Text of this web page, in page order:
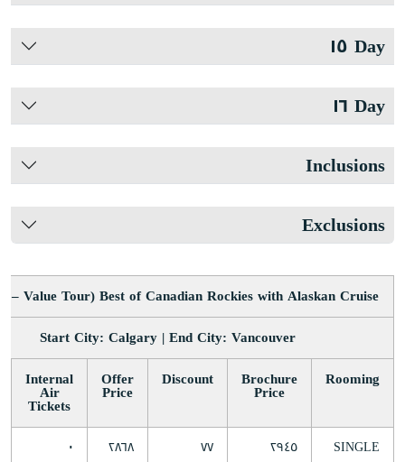
Day ١٥
Day ١٦
Inclusions
Exclusions
Best of Canadian Rockies with Alaskan Cruise (Value Tour – ١٦ Days)
Start City: Calgary | End City: Vancouver
Rooming
Brochure
Price
Discount
Offer
Price
Internal
Air
Tickets
SINGLE ٢٩٤٥ ٧٧ ٢٨٦٨
٠